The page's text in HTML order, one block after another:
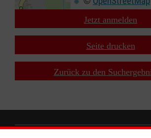
Jetzt anmelden
Seite drucken
Zurück zu den